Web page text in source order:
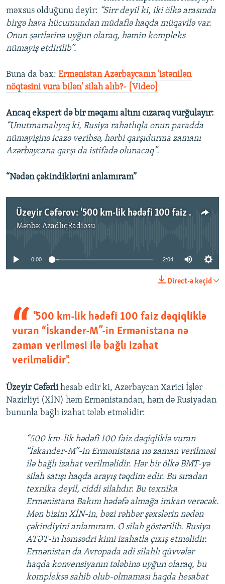
məxsus olduğunu deyir: “Sirr deyil ki, iki ölkə arasında
birgə hava hücumundan müdafiə haqda müqavilə var.
Onun şərtlərinə uyğun olaraq, həmin kompleks
nümayiş etdirilib”.
Buna da bax:​ Ermənistan Azərbaycanın 'istənilən
nöqtəsini vura bilən' silah alıb?- [Video]
Ancaq ekspert də bir məqamı altını cızaraq vurğulayır:
“Unutmamalıyıq ki, Rusiya rahatlıqla onun paradda
nümayişinə icazə veribsə, hərbi qarşıdurma zamanı
Azərbaycana qarşı da istifadə olunacaq”.
“Nədən çəkindiklərini anlamıram”
Üzeyir Cəfərov: '500 km-lik hədəfi 100 faiz dəqiqliklə vuran “İskander-M”-in Ermənistana nə zaman verilməsi ilə bağlı izahat verilməlidir'
Mənbə: AzadlıqRadiosu
No media source currently available
0:00 2:04
Direct-ə keçid
"500 km-lik hədəfi 100 faiz dəqiqliklə
vuran “İskander-M”-in Ermənistana nə
zaman verilməsi ilə bağlı izahat
verilməlidir".
Üzeyir Cəfərlihesab edir ki, Azərbaycan Xarici İşlər
Nazirliyi (XİN) həm Ermənistandan, həm də Rusiyadan
bununla bağlı izahat tələb etməlidir:
“500 km-lik hədəfi 100 faiz dəqiqliklə vuran
“İskander-M”-in Ermənistana nə zaman verilməsi
ilə bağlı izahat verilməlidir. Hər bir ölkə BMT-yə
silah satışı haqda arayış təqdim edir. Bu sıradan
texnika deyil, ciddi silahdır. Bu texnika
Ermənistana Bakını hədəfə almağa imkan verəcək.
Mən bizim XİN-in, bəzi rəhbər şəxslərin nədən
çəkindiyini anlamıram. O silah göstərilib. Rusiya
ATƏT-in həmsədri kimi izahatla çıxış etməlidir.
Ermənistan da Avropada adi silahlı qüvvələr
haqda konvensiyanın tələbinə uyğun olaraq, bu
kompleksə sahib olub-olmaması haqda hesabat